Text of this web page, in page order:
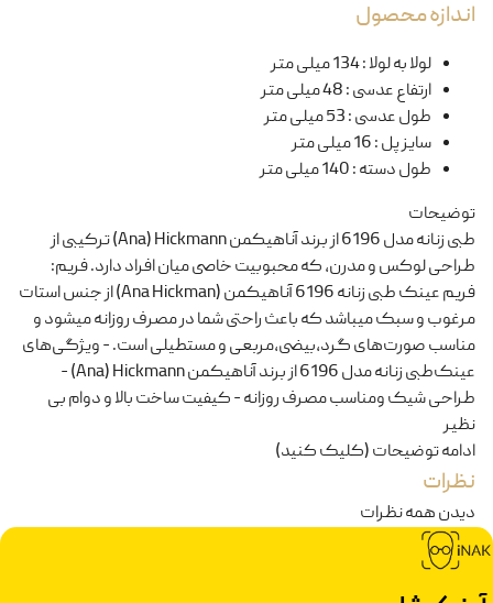
اندازه محصول
لولا به لولا:134 میلی متر
ارتفاع عدسی:48 میلی متر
طول عدسی:53 میلی متر
سایز پل:16 میلی متر
طول دسته:140 میلی متر
توضیحات
طبی زنانه مدل 6196 از برند آناهیکمن Ana) Hickmann) ترکیبی از
طراحی لوکس و مدرن، که محبوبیت خاصی میان افراد دارد. فریم:
فریم عینک طبی زنانه 6196 آناهیکمن (Ana Hickman) از جنس استات
مرغوب و سبک میباشد که باعث راحتی شما در مصرف روزانه میشود و
مناسب صورت‌های گرد،بیضی،مربعی و مستطیلی است. - ویژگی‌های
عینک‌طبی زنانه مدل 6196 از برند آناهیکمن Ana) Hickmann) -
طراحی شیک ومناسب مصرف روزانه - کیفیت ساخت بالا و دوام بی
نظیر
ادامه توضیحات (کلیک کنید)
نظرات
دیدن همه نظرات